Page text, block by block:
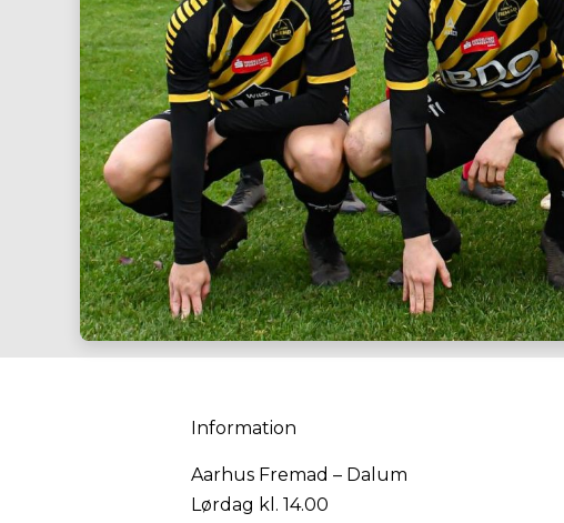
Information
Aarhus Fremad – Dalum
Lørdag kl. 14.00